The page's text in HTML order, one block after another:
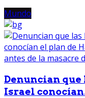
Mundo
Denuncian que
Israel